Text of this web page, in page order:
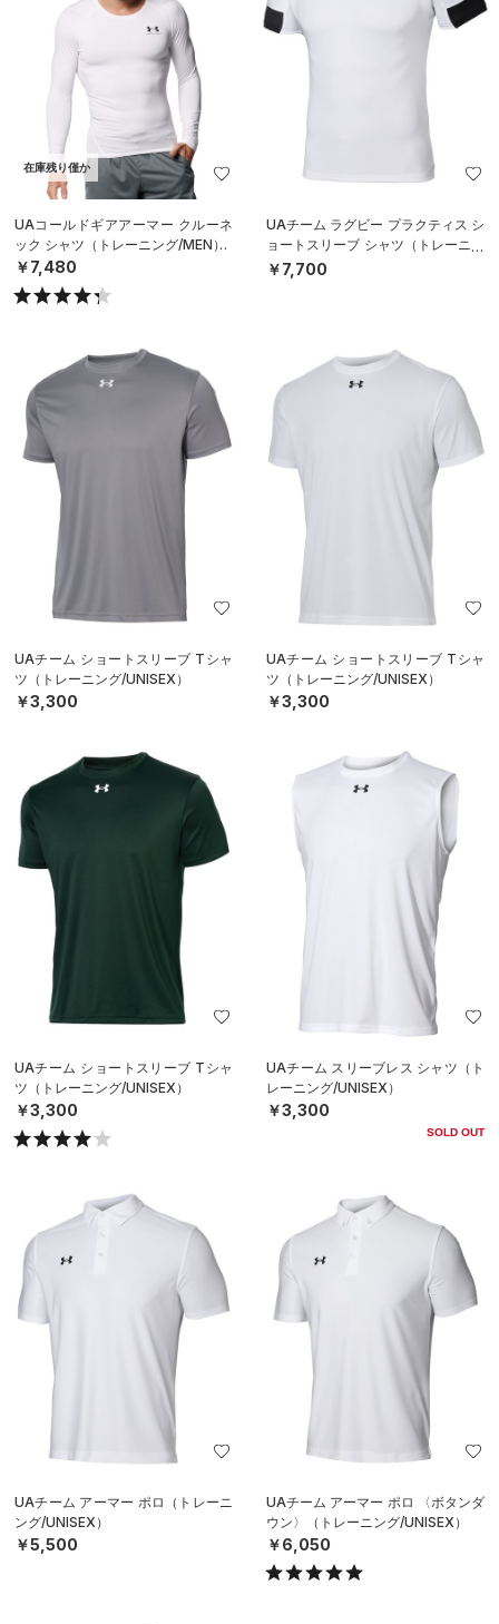
在庫残り僅か
UAコールドギアアーマー クルーネ
ック シャツ（トレーニング/MEN）
￥7,480
UAチーム ラグビー プラクティス シ
ョートスリーブ シャツ（トレーニン
グ/MEN）
￥7,700
UAチーム ショートスリーブ Tシャ
ツ（トレーニング/UNISEX）
￥3,300
UAチーム ショートスリーブ Tシャ
ツ（トレーニング/UNISEX）
￥3,300
UAチーム ショートスリーブ Tシャ
ツ（トレーニング/UNISEX）
￥3,300
UAチーム スリーブレス シャツ（ト
レーニング/UNISEX）
￥3,300
SOLD OUT
UAチーム アーマー ポロ（トレーニ
ング/UNISEX）
￥5,500
UAチーム アーマー ポロ 〈ボタンダ
ウン〉（トレーニング/UNISEX）
￥6,050